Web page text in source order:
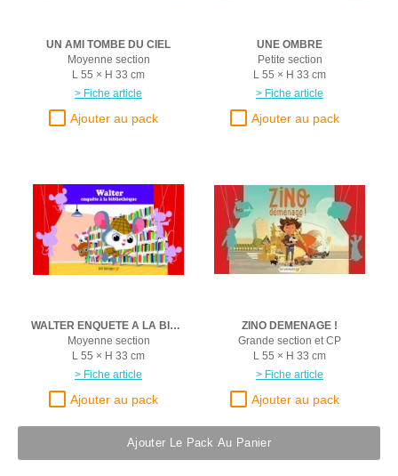
UN AMI TOMBE DU CIEL
Moyenne section
L 55 × H 33 cm
> Fiche article
UNE OMBRE
Petite section
L 55 × H 33 cm
> Fiche article
WALTER ENQUETE A LA BIBLIOTHEQUE
Moyenne section
L 55 × H 33 cm
> Fiche article
ZINO DEMENAGE !
Grande section et CP
L 55 × H 33 cm
> Fiche article
Ajouter Le Pack Au Panier